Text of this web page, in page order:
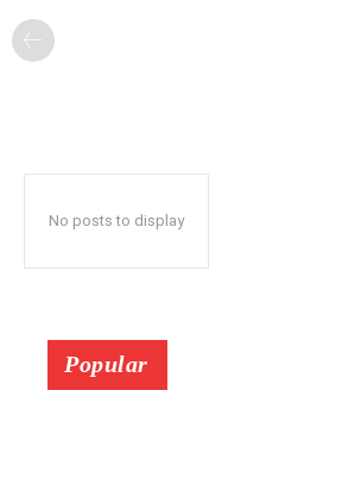
No posts to display
Popular